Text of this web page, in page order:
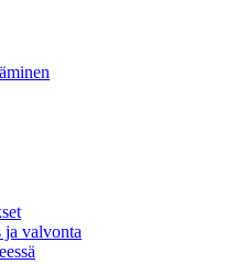
ja valvonta